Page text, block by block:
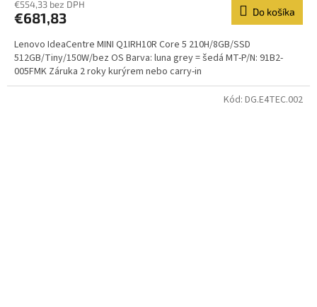
€554,33 bez DPH
€681,83 Do košíka
Lenovo IdeaCentre MINI Q1IRH10R Core 5 210H/8GB/SSD
512GB/Tiny/150W/bez OS Barva: luna grey = šedá MT-P/N: 91B2-
005FMK Záruka 2 roky kurýrem nebo carry-in
Kód: DG.E4TEC.002